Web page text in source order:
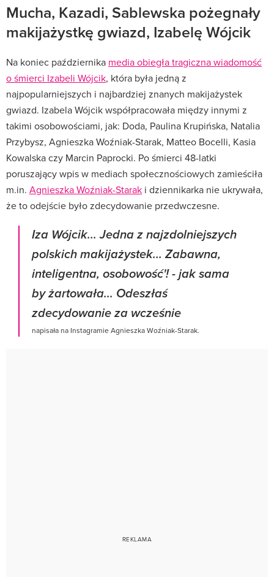
Mucha, Kazadi, Sablewska pożegnały
makijażystkę gwiazd, Izabelę Wójcik
Na koniec października media obiegła tragiczna wiadomość
o śmierci Izabeli Wójcik, która była jedną z
najpopularniejszych i najbardziej znanych makijażystek
gwiazd. Izabela Wójcik współpracowała między innymi z
takimi osobowościami, jak: Doda, Paulina Krupińska, Natalia
Przybysz, Agnieszka Woźniak-Starak, Matteo Bocelli, Kasia
Kowalska czy Marcin Paprocki. Po śmierci 48-latki
poruszający wpis w mediach społecznościowych zamieściła
m.in. Agnieszka Woźniak-Starak i dziennikarka nie ukrywała,
że to odejście było zdecydowanie przedwczesne.
Iza Wójcik... Jedna z najzdolniejszych
polskich makijażystek... Zabawna,
inteligentna, osobowość'! - jak sama
by żartowała... Odeszłaś
zdecydowanie za wcześnie
napisała na Instagramie Agnieszka Woźniak-Starak.